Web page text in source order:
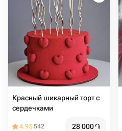
Красный шикарный торт с
сердечками
4.95542 28 000֏